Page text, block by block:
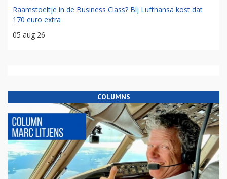
Raamstoeltje in de Business Class? Bij Lufthansa kost dat
170 euro extra
05 aug 26
COLUMNS